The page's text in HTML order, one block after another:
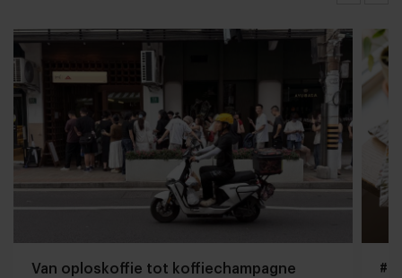
Van oploskoffie tot koffiechampagne